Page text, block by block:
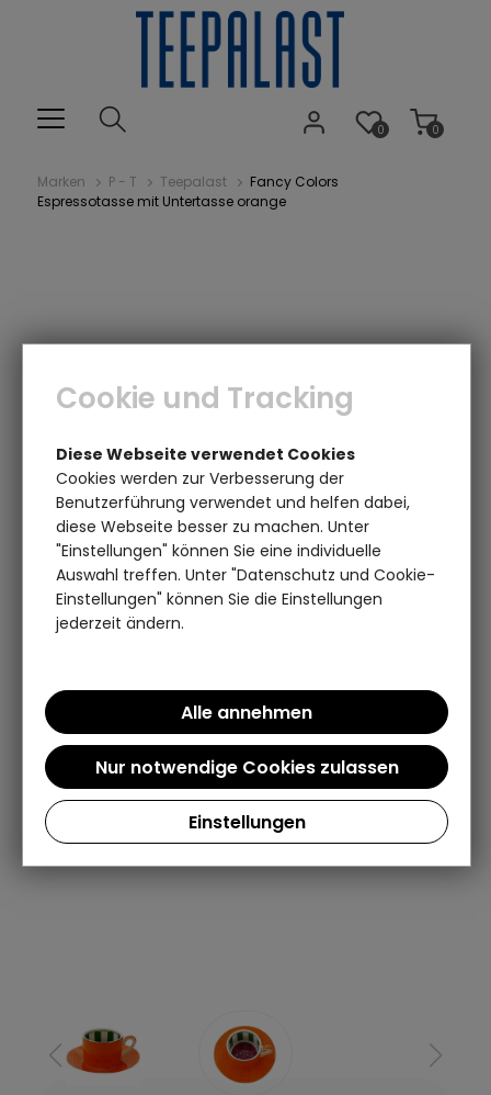
0
0
Marken P - T Teepalast
Fancy Colors
Espressotasse mit Untertasse orange
Cookie und Tracking
Diese Webseite verwendet Cookies
Cookies werden zur Verbesserung der
Benutzerführung verwendet und helfen dabei,
diese Webseite besser zu machen. Unter
"Einstellungen" können Sie eine individuelle
Auswahl treffen. Unter "Datenschutz und Cookie-
Einstellungen" können Sie die Einstellungen
jederzeit ändern.
Einstellungen